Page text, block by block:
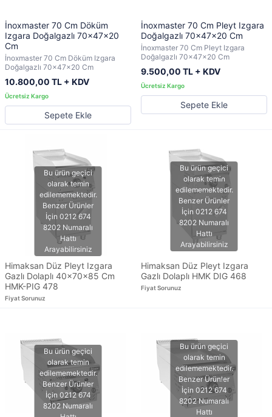
İnoxmaster 70 Cm Döküm
Izgara Doğalgazlı 70x47x20
Cm
İnoxmaster 70 Cm Döküm Izgara
Doğalgazlı 70x47x20 Cm
10.800,00 TL + KDV
Sepete Ekle
İnoxmaster 70 Cm Pleyt Izgara
Doğalgazlı 70x47x20 Cm
İnoxmaster 70 Cm Pleyt Izgara
Doğalgazlı 70x47x20 Cm
9.500,00 TL + KDV
Sepete Ekle
Himaksan Düz Pleyt Izgara
Gazlı Dolaplı 40x70x85 Cm
HMK-PIG 478
Fiyat Sorunuz
Himaksan Düz Pleyt Izgara
Gazlı Dolaplı HMK DIG 468
Fiyat Sorunuz